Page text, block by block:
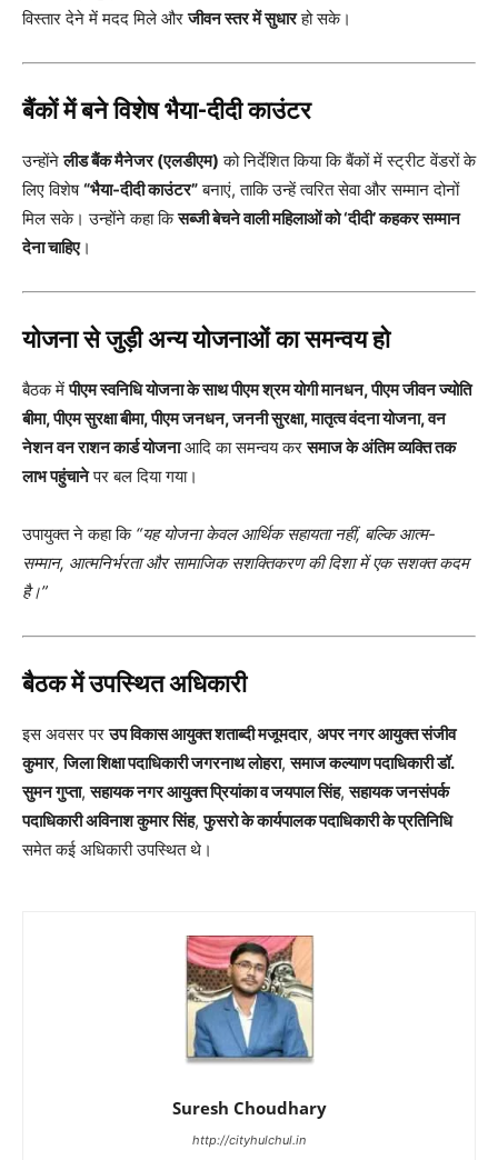
विस्तार देने में मदद मिले औरजीवन स्तर में सुधारहो सके।
बैंकों में बने विशेष भैया-दीदी काउंटर
उन्होंनेलीड बैंक मैनेजर (एलडीएम) को निर्देशित किया कि बैंकों में स्ट्रीट वेंडरों के
लिए विशेष“भैया-दीदी काउंटर”बनाएं, ताकि उन्हें त्वरित सेवा और सम्मान दोनों
मिल सके। उन्होंने कहा किसब्जी बेचने वाली महिलाओं को ‘दीदी’ कहकर सम्मान
देना चाहिए।
योजना से जुड़ी अन्य योजनाओं का समन्वय हो
बैठक मेंपीएम स्वनिधि योजना के साथ पीएम श्रम योगी मानधन, पीएम जीवन ज्योति
बीमा, पीएम सुरक्षा बीमा, पीएम जनधन, जननी सुरक्षा, मातृत्व वंदना योजना, वन
नेशन वन राशन कार्ड योजनाआदि का समन्वय करसमाज के अंतिम व्यक्ति तक
लाभ पहुंचानेपर बल दिया गया।
उपायुक्त ने कहा कि “यह योजना केवल आर्थिक सहायता नहीं, बल्कि आत्म-
सम्मान, आत्मनिर्भरता और सामाजिक सशक्तिकरण की दिशा में एक सशक्त कदम
है।”
बैठक में उपस्थित अधिकारी
इस अवसर परउप विकास आयुक्त शताब्दी मजूमदार, अपर नगर आयुक्त संजीव
कुमार,जिला शिक्षा पदाधिकारी जगरनाथ लोहरा,समाज कल्याण पदाधिकारी डॉ.
सुमन गुप्ता,सहायक नगर आयुक्त प्रियांका व जयपाल सिंह,सहायक जनसंपर्क
पदाधिकारी अविनाश कुमार सिंह,फुसरो के कार्यपालक पदाधिकारी के प्रतिनिधि
समेत कई अधिकारी उपस्थित थे।
Suresh Choudhary
http://cityhulchul.in